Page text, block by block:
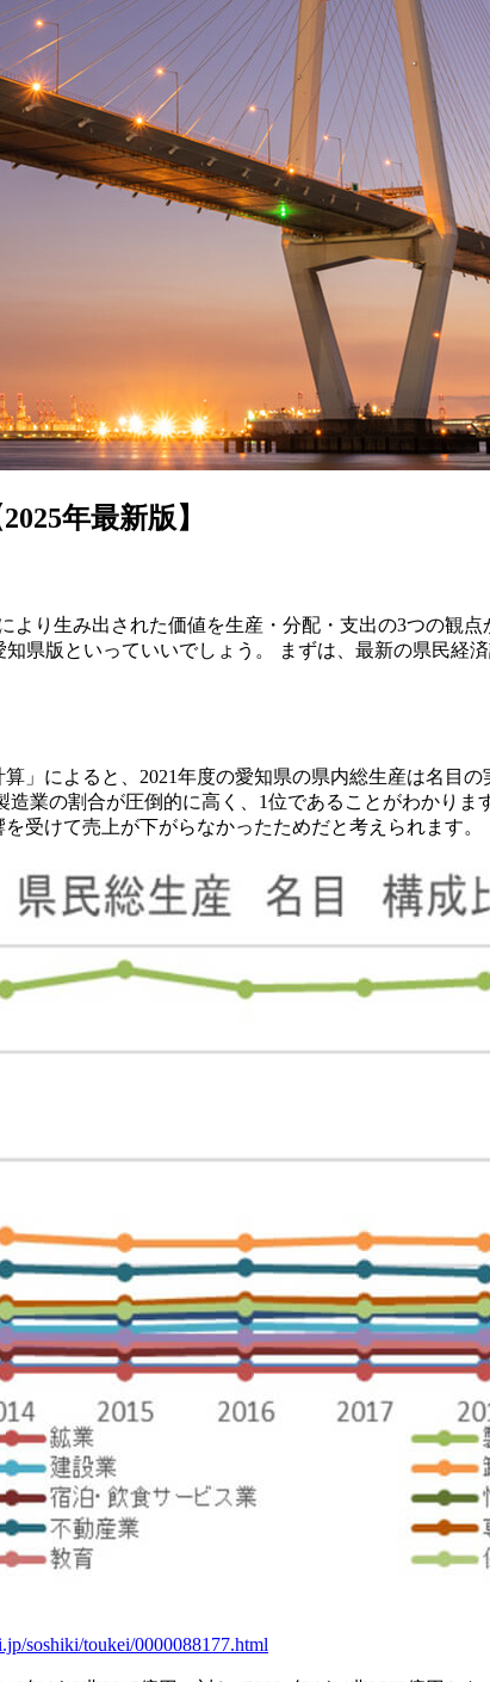
年最新版】
り生み出された価値を生産・分配・支出の3つの観
県版といっていいでしょう。 まずは、最新の県民経
によると、2021年度の愛知県の県内総生産は名目の
業の割合が圧倒的に高く、1位であることがわかり
受けて売上が下がらなかったためだと考えられます。
soshiki/toukei/0000088177.html